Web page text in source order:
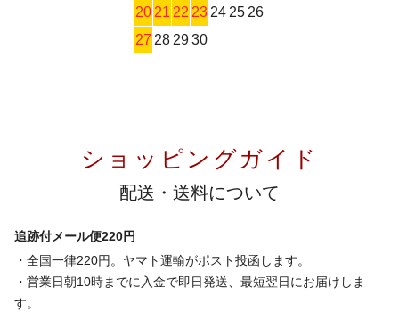
2021 22 23242526
27 282930
ショッピングガイド
配送・送料について
追跡付メール便220円
・全国一律220円。ヤマト運輸がポスト投函します。
・営業日朝10時までに入金で即日発送、最短翌日にお届けしま
す。